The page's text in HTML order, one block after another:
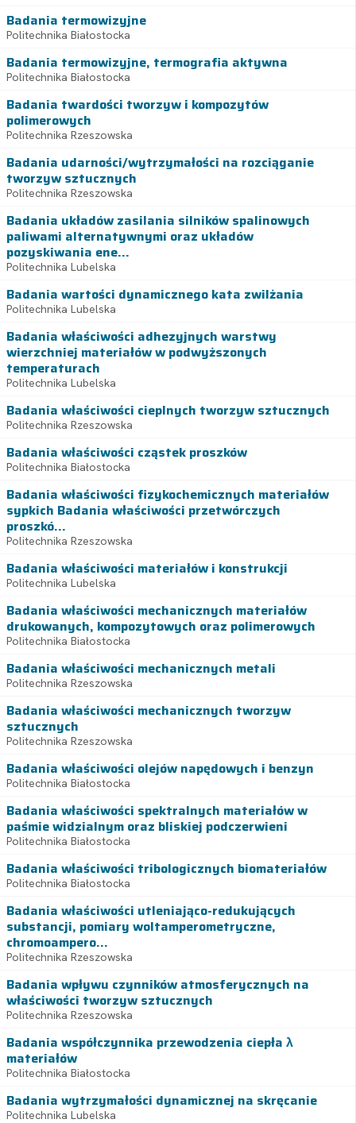
Badania termowizyjne
Politechnika Białostocka
Badania termowizyjne, termografia aktywna
Politechnika Białostocka
Badania twardości tworzyw i kompozytów
polimerowych
Politechnika Rzeszowska
Badania udarności/wytrzymałości na rozciąganie
tworzyw sztucznych
Politechnika Rzeszowska
Badania układów zasilania silników spalinowych
paliwami alternatywnymi oraz układów
pozyskiwania ene...
Politechnika Lubelska
Badania wartości dynamicznego kata zwilżania
Politechnika Lubelska
Badania właściwości adhezyjnych warstwy
wierzchniej materiałów w podwyższonych
temperaturach
Politechnika Lubelska
Badania właściwości cieplnych tworzyw sztucznych
Politechnika Rzeszowska
Badania właściwości cząstek proszków
Politechnika Białostocka
Badania właściwości fizykochemicznych materiałów
sypkich Badania właściwości przetwórczych
proszkó...
Politechnika Rzeszowska
Badania właściwości materiałów i konstrukcji
Politechnika Lubelska
Badania właściwości mechanicznych materiałów
drukowanych, kompozytowych oraz polimerowych
Politechnika Białostocka
Badania właściwości mechanicznych metali
Politechnika Rzeszowska
Badania właściwości mechanicznych tworzyw
sztucznych
Politechnika Rzeszowska
Badania właściwości olejów napędowych i benzyn
Politechnika Białostocka
Badania właściwości spektralnych materiałów w
paśmie widzialnym oraz bliskiej podczerwieni
Politechnika Białostocka
Badania właściwości tribologicznych biomateriałów
Politechnika Białostocka
Badania właściwości utleniająco-redukujących
substancji, pomiary woltamperometryczne,
chromoampero...
Politechnika Rzeszowska
Badania wpływu czynników atmosferycznych na
właściwości tworzyw sztucznych
Politechnika Rzeszowska
Badania współczynnika przewodzenia ciepła λ
materiałów
Politechnika Białostocka
Badania wytrzymałości dynamicznej na skręcanie
Politechnika Lubelska